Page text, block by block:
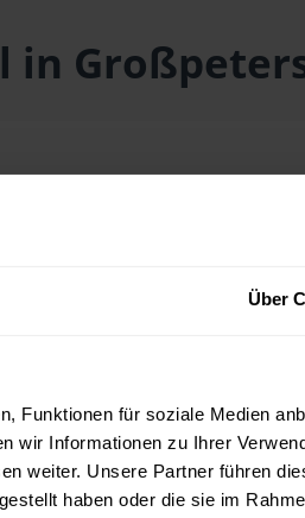
Über
Funktionen für soziale Medien
wir Informationen zu Ihrer
weiter. Unsere Partner führen
haben oder die sie im
in
Lieferung und